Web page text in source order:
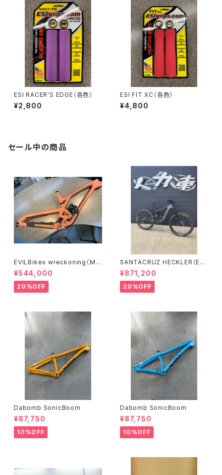
ESI RACER'S EDGE（各色）
¥2,800
ESI FIT XC（各色）
¥4,800
セール中の商品
EVILBikes wreckoning（Mサ
イズ）
¥544,000
20%OFF
SANTACRUZ HECKLER（Eバ
イク）(Sサイズ）
¥871,200
20%OFF
Dabomb SonicBoom
¥87,750
10%OFF
Dabomb SonicBoom
¥87,750
10%OFF